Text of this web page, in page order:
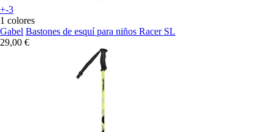
+-3
1 colores
Gabel Bastones de esquí para niños Racer SL
29,00 €